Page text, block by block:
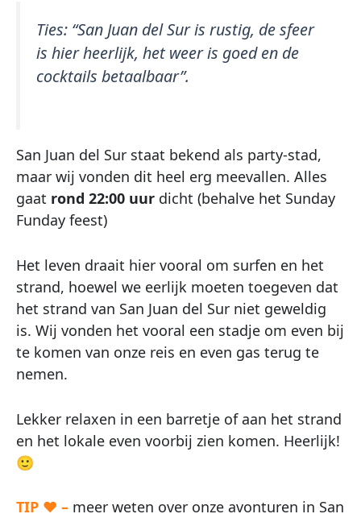
Ties: “San Juan del Sur is rustig, de sfeer
is hier heerlijk, het weer is goed en de
cocktails betaalbaar”.
San Juan del Sur staat bekend als party-stad,
maar wij vonden dit heel erg meevallen. Alles
gaat rond 22:00 uur dicht (behalve het Sunday
Funday feest)
Het leven draait hier vooral om surfen en het
strand, hoewel we eerlijk moeten toegeven dat
het strand van San Juan del Sur niet geweldig
is. Wij vonden het vooral een stadje om even bij
te komen van onze reis en even gas terug te
nemen.
Lekker relaxen in een barretje of aan het strand
en het lokale even voorbij zien komen. Heerlijk!
🙂
TIP ♥ – meer weten over onze avonturen in San